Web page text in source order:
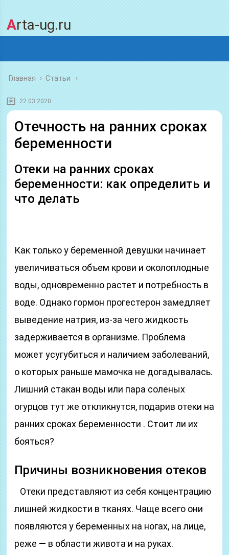
Arta-ug.ru
Главная › Статьи
22.03.2020
Отечность на ранних сроках
беременности
Отеки на ранних сроках
беременности: как определить и
что делать
Как только у беременной девушки начинает
увеличиваться объем крови и околоплодные
воды, одновременно растет и потребность в
воде. Однако гормон прогестерон замедляет
выведение натрия, из-за чего жидкость
задерживается в организме. Проблема
может усугубиться и наличием заболеваний,
о которых раньше мамочка не догадывалась.
Лишний стакан воды или пара соленых
огурцов тут же откликнутся, подарив отеки на
ранних сроках беременности . Стоит ли их
бояться?
Причины возникновения отеков
Отеки представляют из себя концентрацию
лишней жидкости в тканях. Чаще всего они
появляются у беременных на ногах, на лице,
реже — в области живота и на руках.